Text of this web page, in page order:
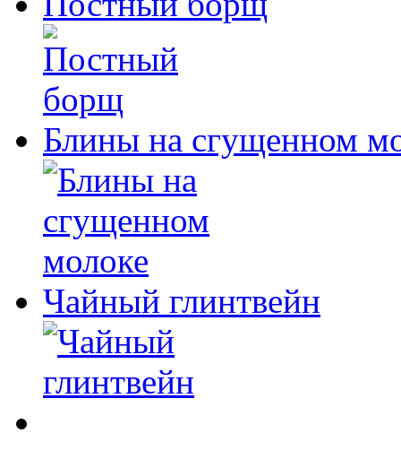
Блины на сгущенном
Чайный глинтвейн